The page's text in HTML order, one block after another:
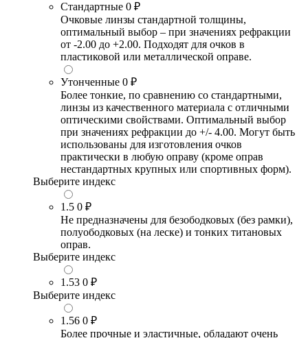
Стандартные 0 ₽
Очковые линзы стандартной толщины,
оптимальный выбор – при значениях рефракции
от -2.00 до +2.00. Подходят для очков в
пластиковой или металлической оправе.
Утонченные 0 ₽
Более тонкие, по сравнению со стандартными,
линзы из качественного материала с отличными
оптическими свойствами. Оптимальный выбор
при значениях рефракции до +/- 4.00. Могут быть
использованы для изготовления очков
практически в любую оправу (кроме оправ
нестандартных крупных или спортивных форм).
Выберите индекс
1.5 0 ₽
Не предназначены для безободковых (без рамки),
полуободковых (на леске) и тонких титановых
оправ.
Выберите индекс
1.53 0 ₽
Выберите индекс
1.56 0 ₽
Более прочные и эластичные, обладают очень